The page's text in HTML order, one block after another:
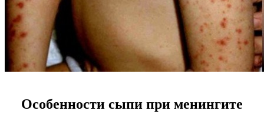
Особенности сыпи при менингите